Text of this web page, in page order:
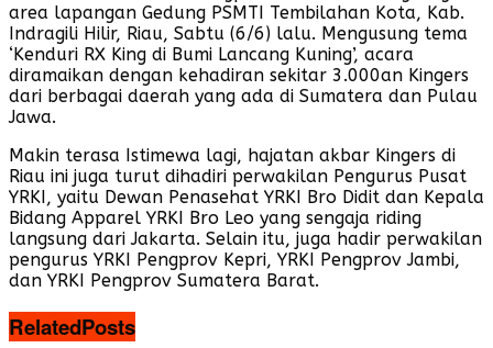
area lapangan Gedung PSMTI Tembilahan Kota, Kab.
Indragili Hilir, Riau, Sabtu (6/6) lalu. Mengusung tema
‘Kenduri RX King di Bumi Lancang Kuning’, acara
diramaikan dengan kehadiran sekitar 3.000an Kingers
dari berbagai daerah yang ada di Sumatera dan Pulau
Jawa.
Makin terasa Istimewa lagi, hajatan akbar Kingers di
Riau ini juga turut dihadiri perwakilan Pengurus Pusat
YRKI, yaitu Dewan Penasehat YRKI Bro Didit dan Kepala
Bidang Apparel YRKI Bro Leo yang sengaja riding
langsung dari Jakarta. Selain itu, juga hadir perwakilan
pengurus YRKI Pengprov Kepri, YRKI Pengprov Jambi,
dan YRKI Pengprov Sumatera Barat.
RelatedPosts